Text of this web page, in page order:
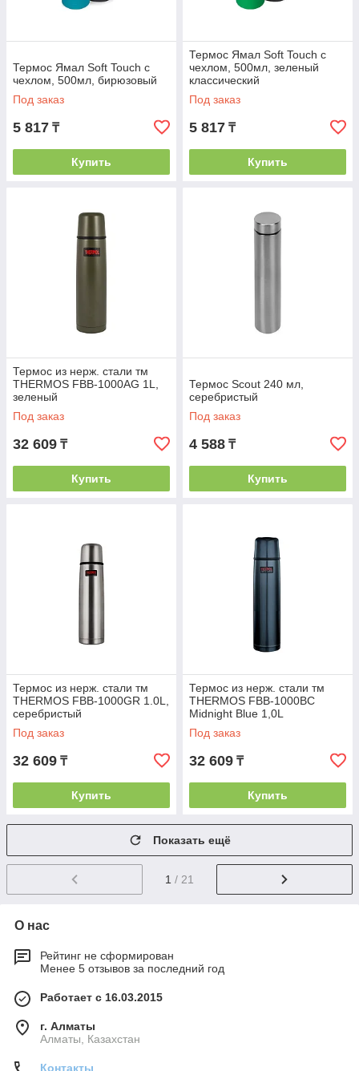
Термос Ямал Soft Touch с
чехлом, 500мл, бирюзовый
Под заказ
5 817 ₸
Купить
Термос Ямал Soft Touch с
чехлом, 500мл, зеленый
классический
Под заказ
5 817 ₸
Купить
Термос из нерж. стали тм
THERMOS FBB-1000AG 1L,
зеленый
Под заказ
32 609 ₸
Купить
Термос Scout 240 мл,
серебристый
Под заказ
4 588 ₸
Купить
Термос из нерж. стали тм
THERMOS FBB-1000GR 1.0L,
серебристый
Под заказ
32 609 ₸
Купить
Термос из нерж. стали тм
THERMOS FBB-1000BC
Midnight Blue 1,0L
Под заказ
32 609 ₸
Купить
Показать ещё
1 / 21
О нас
Рейтинг не сформирован
Менее 5 отзывов за последний год
Работает с 16.03.2015
г. Алматы
Алматы, Казахстан
Контакты